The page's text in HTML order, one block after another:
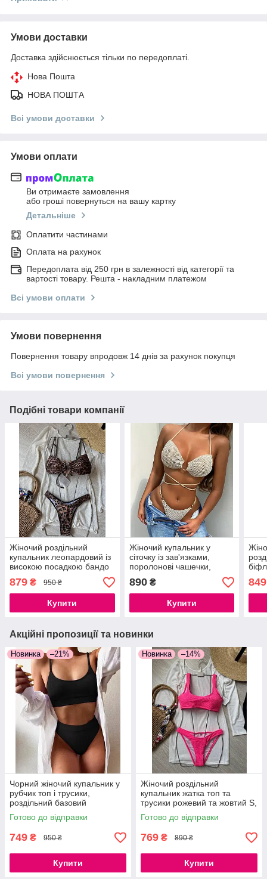
Умови доставки
Доставка здійснюється тільки по передоплаті.
Нова Пошта
НОВА ПОШТА
Всі умови доставки
Умови оплати
Ви отримаєте замовлення
або гроші повернуться на вашу картку
Детальніше
Оплатити частинами
Оплата на рахунок
Передоплата від 250 грн в залежності від категорії та
вартості товару. Решта - накладним платежом
Всі умови оплати
Умови повернення
Повернення товару впродовж 14 днів за рахунок покупця
Всі умови повернення
Подібні товари компанії
Жіночий роздільний
купальник леопардовий із
високою посадкою бандо
879 ₴ 950 ₴
Купити
Жіночий купальник у
сіточку із зав'язками,
поролонові чашечки,
тканину біфлекс, розміри
S M L
890₴
Купити
849
Акційні пропозиції та новинки
Новинка –21%
Чорний жіночий купальник у
рубчик топ і трусики,
роздільний базовий
купальник S, M
Готово до відправки
749 ₴ 950 ₴
Купити
Новинка –14%
Жіночий роздільний
купальник жатка топ та
трусики рожевий та жовтий S,
M, L
Готово до відправки
769 ₴ 890 ₴
Купити